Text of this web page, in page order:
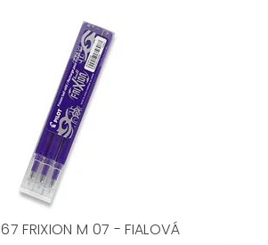
FRIXION M 07 - FIALOVÁ